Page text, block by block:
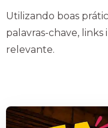
Utilizando boas
palavras-chave,
relevante.